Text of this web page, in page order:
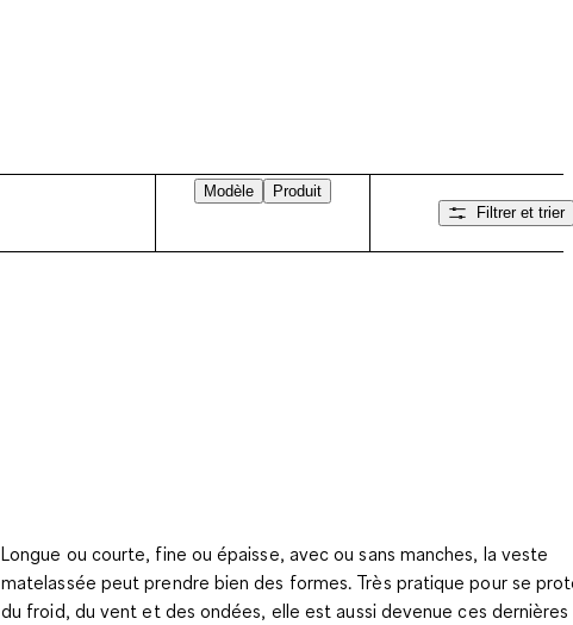
Modèle
Produit
Filtrer et trier
Longue ou courte, fine ou épaisse, avec ou sans manches, la veste
matelassée peut prendre bien des formes. Très pratique pour se
du froid, du vent et des ondées, elle est aussi devenue ces dernières